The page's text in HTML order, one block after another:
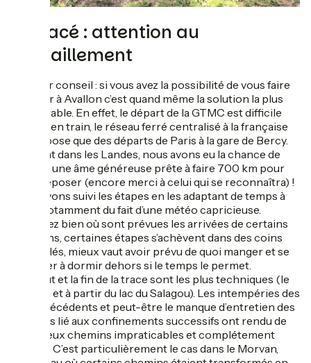
Le tracé : attention au
ravitaillement
Premier conseil : si vous avez la possibilité de vous faire
déposer à Avallon c’est quand même la solution la plus
confortable. En effet, le départ de la GTMC est difficile
d’accès en train, le réseau ferré centralisé à la française
ne propose que des départs de Paris à la gare de Bercy.
Habitant dans les Landes, nous avons eu la chance de
trouver une âme généreuse prête à faire 700 km pour
nous déposer (encore merci à celui qui se reconnaîtra) !
Nous avons suivi les étapes en les adaptant de temps à
autre notamment du fait d’une météo capricieuse.
Regardez bien où sont prévues les arrivées de certains
tronçons, certaines étapes s’achèvent dans des coins
très isolés, mieux vaut avoir prévu de quoi manger et se
préparer à dormir dehors si le temps le permet.
Le début et la fin de la trace sont les plus techniques (le
Morvan et à partir du lac du Salagou). Les intempéries des
mois précédents et peut-être le manque d’entretien des
chemins lié aux confinements successifs ont rendu de
nombreux chemins impraticables et complétement
ravinés. C’est particulièrement le cas dans le Morvan,